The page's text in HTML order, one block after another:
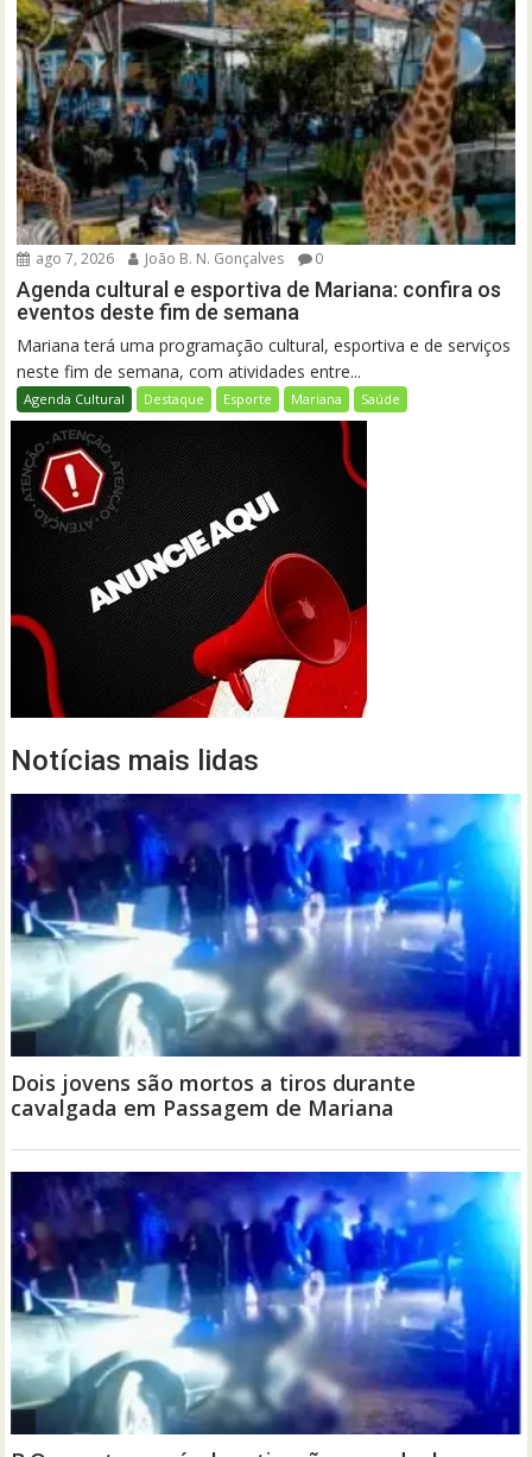
ago 7, 2026 João B. N. Gonçalves 0
Agenda cultural e esportiva de Mariana: confira os
eventos deste fim de semana
Mariana terá uma programação cultural, esportiva e de serviços
neste fim de semana, com atividades entre...
Agenda Cultural Destaque Esporte Mariana Saúde
Notícias mais lidas